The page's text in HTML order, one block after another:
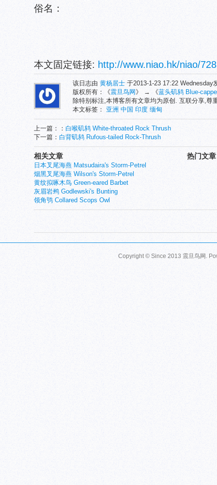
俗名：
本文固定链接: http://www.niao.hk/niao/
该日志由 黄杨居士 于2013-1-23 17:22 Wednesday
版权所有：《震旦鸟网 》 → 《蓝头矶鸫 Blue-
除特别标注,本博客所有文章均为原创. 互联分享,尊
本文标签： 亚洲 中国 印度 缅甸
上一篇：： 白喉矶鸫 White-throated Rock Thrush
下一篇： 白背矶鸫 Rufous-tailed Rock-Thrush
热门文章
相关文章
日本叉尾海燕 Matsudaira's Storm-Petrel
烟黑叉尾海燕 Wilson's Storm-Petrel
黄纹拟啄木鸟 Green-eared Barbet
灰眉岩鹀 Godlewski's Bunting
领角鸮 Collared Scops Owl
Copyright © Since 2013 震旦鸟网 .